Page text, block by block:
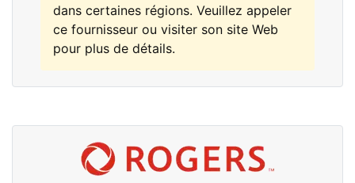
dans certaines régions. Veuillez appeler
ce fournisseur ou visiter son site Web
pour plus de détails.